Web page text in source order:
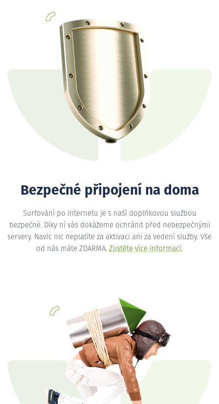
Bezpečné připojení na doma
Surfování po internetu je s naší doplňkovou službou
bezpečné. Díky ní vás dokážeme ochránit před nebezpečnými
servery. Navíc nic neplatíte za aktivaci ani za vedení služby. Vše
od nás máte ZDARMA. Zjistěte více informací.